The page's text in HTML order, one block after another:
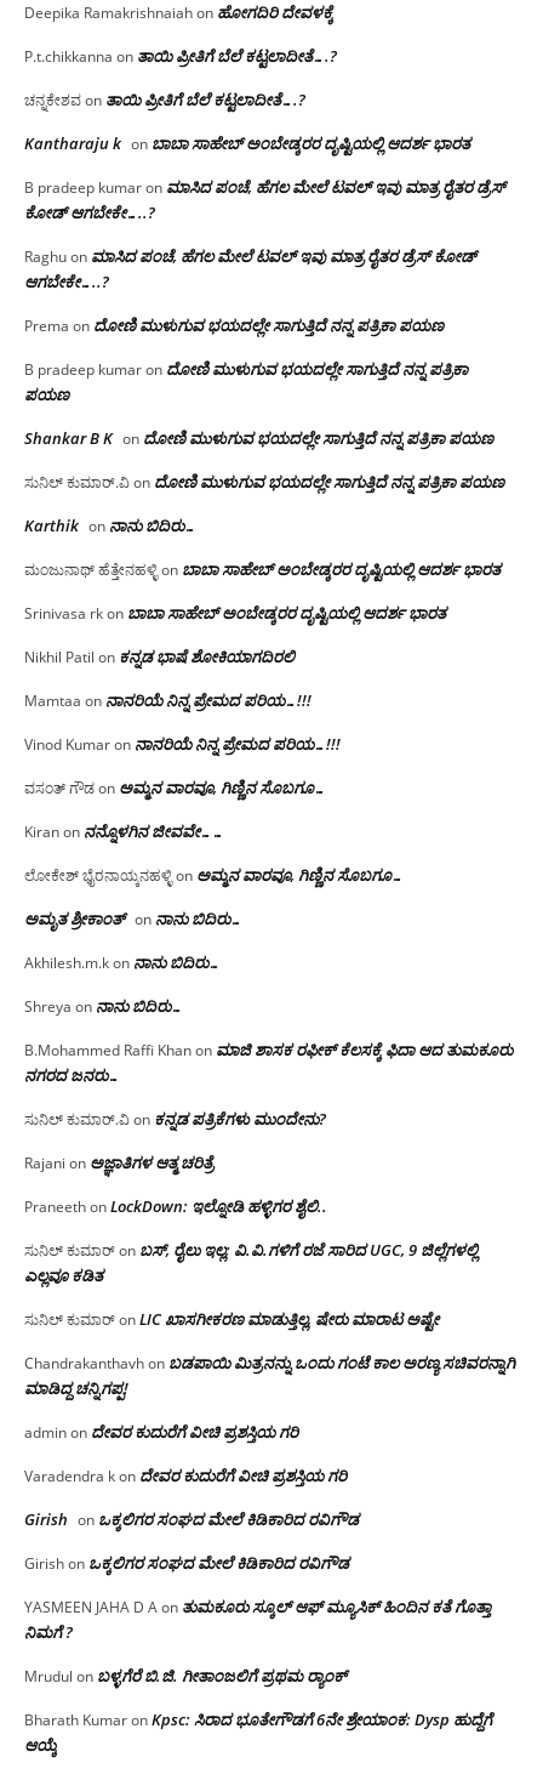
Deepika Ramakrishnaiahon ಹೋಗದಿರಿ ದೇವಳಕ್ಕೆ
P.t.chikkanna on ತಾಯಿ ಪ್ರೀತಿಗೆ ಬೆಲೆ ಕಟ್ಟಲಾದೀತೆ….?
ಚನ್ನಕೇಶವon ತಾಯಿ ಪ್ರೀತಿಗೆ ಬೆಲೆ ಕಟ್ಟಲಾದೀತೆ….?
Kantharaju k on ಬಾಬಾ ಸಾಹೇಬ್ ಅಂಬೇಡ್ಕರರ ದೃಷ್ಟಿಯಲ್ಲಿ ಆದರ್ಶ ಭಾರತ
B pradeep kumaron ಮಾಸಿದ ಪಂಚೆ, ಹೆಗಲ ಮೇಲೆ ಟವಲ್‌ ಇವು ಮಾತ್ರ ರೈತರ ಡ್ರೆಸ್‌
ಕೋಡ್ ಆಗಬೇಕೇ…..?‌
Raghuon ಮಾಸಿದ ಪಂಚೆ, ಹೆಗಲ ಮೇಲೆ ಟವಲ್‌ ಇವು ಮಾತ್ರ ರೈತರ ಡ್ರೆಸ್‌ ಕೋಡ್
ಆಗಬೇಕೇ…..?‌
Prema on ದೋಣಿ ಮುಳುಗುವ ಭಯದಲ್ಲೇ ಸಾಗುತ್ತಿದೆ ನನ್ನ ಪತ್ರಿಕಾ ಪಯಣ
B pradeep kumaron ದೋಣಿ ಮುಳುಗುವ ಭಯದಲ್ಲೇ ಸಾಗುತ್ತಿದೆ ನನ್ನ ಪತ್ರಿಕಾ
ಪಯಣ
Shankar B K on ದೋಣಿ ಮುಳುಗುವ ಭಯದಲ್ಲೇ ಸಾಗುತ್ತಿದೆ ನನ್ನ ಪತ್ರಿಕಾ ಪಯಣ
ಸುನಿಲ್ ಕುಮಾರ್.ವಿon ದೋಣಿ ಮುಳುಗುವ ಭಯದಲ್ಲೇ ಸಾಗುತ್ತಿದೆ ನನ್ನ ಪತ್ರಿಕಾ ಪಯಣ
Karthik on ನಾನು ಬಿದಿರು…
ಮಂಜುನಾಥ್ ಹೆತ್ತೇನಹಳ್ಳಿon ಬಾಬಾ ಸಾಹೇಬ್ ಅಂಬೇಡ್ಕರರ ದೃಷ್ಟಿಯಲ್ಲಿ ಆದರ್ಶ ಭಾರತ
Srinivasa rkon ಬಾಬಾ ಸಾಹೇಬ್ ಅಂಬೇಡ್ಕರರ ದೃಷ್ಟಿಯಲ್ಲಿ ಆದರ್ಶ ಭಾರತ
Nikhil Patil on ಕನ್ನಡ ಭಾಷೆ ಶೋಕಿಯಾಗದಿರಲಿ
Mamtaa on ನಾನರಿಯೆ ನಿನ್ನ ಪ್ರೇಮದ ಪರಿಯ…!!!
Vinod Kumaron ನಾನರಿಯೆ ನಿನ್ನ ಪ್ರೇಮದ ಪರಿಯ…!!!
ವಸಂತ್ ಗೌಡon ಅಮ್ಮನ ವಾರವೂ, ಗಿಣ್ಣಿನ ಸೊಬಗೂ…
Kiranon ನನ್ನೊಳಗಿನ ಜೀವವೇ……
ಲೋಕೇಶ್ ಭೈರನಾಯ್ಕನಹಳ್ಳಿon ಅಮ್ಮನ ವಾರವೂ, ಗಿಣ್ಣಿನ ಸೊಬಗೂ…
ಅಮೃತ ಶ್ರೀಕಾಂತ್ on ನಾನು ಬಿದಿರು…
Akhilesh.m.kon ನಾನು ಬಿದಿರು…
Shreya on ನಾನು ಬಿದಿರು…
B.Mohammed Raffi Khanon ಮಾಜಿ ಶಾಸಕ ರಫೀಕ್ ಕೆಲಸಕ್ಕೆ ಫಿದಾ ಆದ ತುಮಕೂರು
ನಗರದ ಜನರು…
ಸುನಿಲ್ ಕುಮಾರ್.ವಿon ಕನ್ನಡ ಪತ್ರಿಕೆಗಳು ಮುಂದೇನು?
Rajani on ಅಜ್ಞಾತಿಗಳ ಆತ್ಮ ಚರಿತ್ರೆ
PraneethonLockDown: ಇಲ್ನೋಡಿ ಹಳ್ಳಿಗರ ಶೈಲಿ..
ಸುನಿಲ್ ಕುಮಾರ್on ಬಸ್, ರೈಲು ಇಲ್ಲ; ವಿ.ವಿ.ಗಳಿಗೆ ರಜೆ ಸಾರಿದ UGC, 9 ಜಿಲ್ಲೆಗಳಲ್ಲಿ
ಎಲ್ಲವೂ ಕಡಿತ
ಸುನಿಲ್ ಕುಮಾರ್onLIC ಖಾಸಗೀಕರಣ ಮಾಡುತ್ತಿಲ್ಲ, ಷೇರು ಮಾರಾಟ ಅಷ್ಟೇ
Chandrakanthavhon ಬಡಪಾಯಿ ಮಿತ್ರನನ್ನು ಒಂದು ಗಂಟೆ ಕಾಲ ಅರಣ್ಯ ಸಚಿವರನ್ನಾಗಿ
ಮಾಡಿದ್ದ ಚನ್ನಿಗಪ್ಪ!
adminon ದೇವರ ಕುದುರೆಗೆ ವೀಚಿ ಪ್ರಶಸ್ತಿಯ ಗರಿ
Varadendra kon ದೇವರ ಕುದುರೆಗೆ ವೀಚಿ ಪ್ರಶಸ್ತಿಯ ಗರಿ
Girish on ಒಕ್ಕಲಿಗರ ಸಂಘದ ಮೇಲೆ ಕಿಡಿಕಾರಿದ ರವಿಗೌಡ
Girishon ಒಕ್ಕಲಿಗರ ಸಂಘದ ಮೇಲೆ ಕಿಡಿಕಾರಿದ ರವಿಗೌಡ
YASMEEN JAHA D Aon ತುಮಕೂರು ಸ್ಕೂಲ್ ಆಫ್ ಮ್ಯೂಸಿಕ್ ಹಿಂದಿನ ಕತೆ ಗೊತ್ತಾ
ನಿಮಗೆ ?
Mrudul on ಬಳ್ಳಗೆರೆ ಬಿ.ಜಿ. ಗೀತಾಂಜಲಿಗೆ ಪ್ರಥಮ ರ‌್ಯಾಂಕ್
Bharath KumaronKpsc: ಸಿರಾದ ಭೂತೇಗೌಡಗೆ 6ನೇ ಶ್ರೇಯಾಂಕ: Dysp ಹುದ್ದೆಗೆ
ಆಯ್ಕೆ